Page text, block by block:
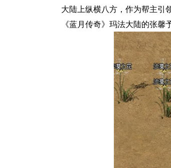
大陆上纵横八方，作为帮主引
《蓝月传奇》玛法大陆的张